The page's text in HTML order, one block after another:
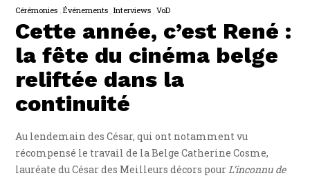
Cérémonies Événements Interviews VoD
Cette année, c’est René :
la fête du cinéma belge
reliftée dans la
continuité
Au lendemain des César, qui ont notamment vu
récompensé le travail de la Belge Catherine Cosme,
lauréate du César des Meilleurs décors pourL’inconnu de